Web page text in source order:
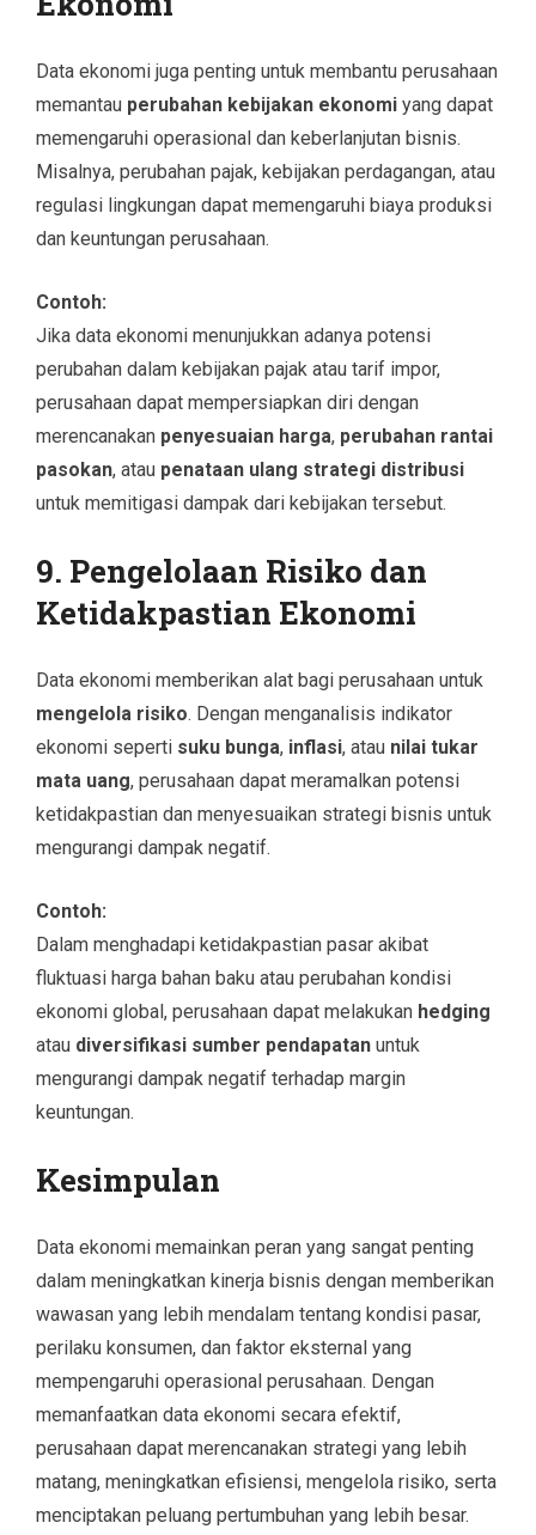
Data ekonomi juga penting untuk membantu perusahaan
memantau perubahan kebijakan ekonomi yang dapat
memengaruhi operasional dan keberlanjutan bisnis.
Misalnya, perubahan pajak, kebijakan perdagangan, atau
regulasi lingkungan dapat memengaruhi biaya produksi
dan keuntungan perusahaan.
Contoh:
Jika data ekonomi menunjukkan adanya potensi
perubahan dalam kebijakan pajak atau tarif impor,
perusahaan dapat mempersiapkan diri dengan
merencanakan penyesuaian harga, perubahan rantai
pasokan, atau penataan ulang strategi distribusi
untuk memitigasi dampak dari kebijakan tersebut.
9. Pengelolaan Risiko dan
Ketidakpastian Ekonomi
Data ekonomi memberikan alat bagi perusahaan untuk
mengelola risiko. Dengan menganalisis indikator
ekonomi seperti suku bunga, inflasi, atau nilai tukar
mata uang, perusahaan dapat meramalkan potensi
ketidakpastian dan menyesuaikan strategi bisnis untuk
mengurangi dampak negatif.
Contoh:
Dalam menghadapi ketidakpastian pasar akibat
fluktuasi harga bahan baku atau perubahan kondisi
ekonomi global, perusahaan dapat melakukan hedging
atau diversifikasi sumber pendapatan untuk
mengurangi dampak negatif terhadap margin
keuntungan.
Kesimpulan
Data ekonomi memainkan peran yang sangat penting
dalam meningkatkan kinerja bisnis dengan memberikan
wawasan yang lebih mendalam tentang kondisi pasar,
perilaku konsumen, dan faktor eksternal yang
mempengaruhi operasional perusahaan. Dengan
memanfaatkan data ekonomi secara efektif,
perusahaan dapat merencanakan strategi yang lebih
matang, meningkatkan efisiensi, mengelola risiko, serta
menciptakan peluang pertumbuhan yang lebih besar.